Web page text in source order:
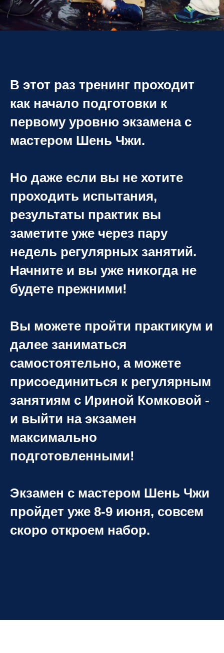
В этот раз тренинг проходит
как начало подготовки к
первому уровню экзамена с
мастером Шень Чжи.
Но даже если вы не хотите
проходить испытания,
результаты практик вы
заметите уже через пару
недель регулярных занятий.
Начните и вы уже никогда не
будете прежними!
Вы можете пройти практикум и
далее заниматься
самостоятельно, а можете
присоединиться к регулярным
занятиям с Ириной Комковой -
и выйти на экзамен
максимально
подготовленными!
Экзамен с мастером Шень Чжи
пройдет уже 8-9 июня, совсем
скоро откроем набор.